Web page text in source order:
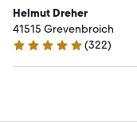
Helmut Dreher
41515 Grevenbroich
4.9 Sterne
(322)